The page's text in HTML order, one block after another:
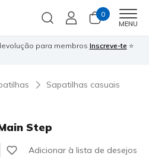
0
MENU
para membros Inscreve-te⭐
Sapatilhas casuais
Step
clienteAdicionar à lista de desejos